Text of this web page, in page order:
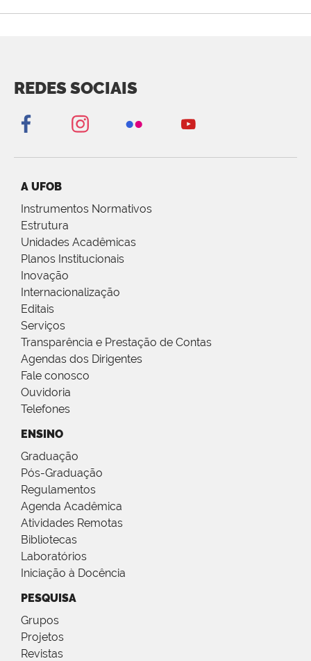
REDES SOCIAIS
A UFOB
Instrumentos Normativos
Estrutura
Unidades Acadêmicas
Planos Institucionais
Inovação
Internacionalização
Editais
Serviços
Transparência e Prestação de Contas
Agendas dos Dirigentes
Fale conosco
Ouvidoria
Telefones
ENSINO
Graduação
Pós-Graduação
Regulamentos
Agenda Acadêmica
Atividades Remotas
Bibliotecas
Laboratórios
Iniciação à Docência
PESQUISA
Grupos
Projetos
Revistas